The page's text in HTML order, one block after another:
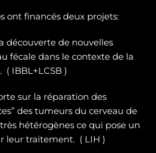
ont financés deux projets:
découverte de nouvelles
fécale dans le contexte de la
IBBL+LCSB )
sur la réparation des
des tumeurs du cerveau de
hétérogènes ce qui pose un
leur traitement. ( LIH )